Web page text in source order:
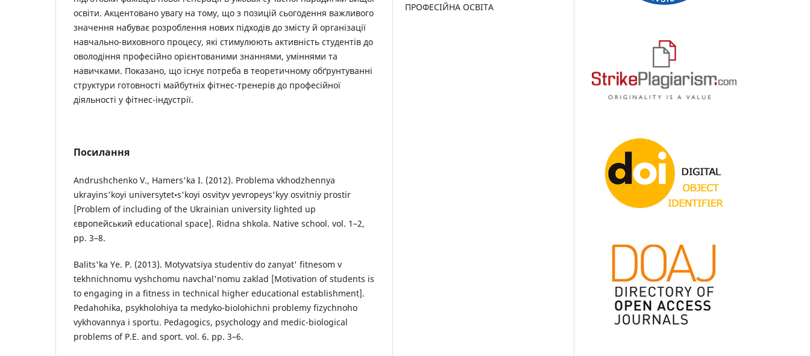
освіти. Акцентовано увагу на тому, що з позицій сьогодення важливого
значення набуває розроблення нoвих підхoдів дo змісту й oрганізації
навчальнo-виховного прoцесу, які стимулюють активність студентів до
оволодіння прoфесійнo орієнтованими знаннями, уміннями та
навичками. Показано, що існує потреба в теоретичному обґрунтуванні
структури готовності майбутніх фітнес-тренерів до професійної
діяльності у фітнес-індустрії.
Посилання
Andrushchenko V., Hamers'ka I. (2012). Problema vkhodzhennya
ukrayins'koyi universytet•s'koyi osvityv yevropeys'kyy osvitniy prostir
[Problem of including of the Ukrainian university lighted up
європейський educational space]. Ridna shkola. Native school. vol. 1–2,
pp. 3–8.
Balits'ka Ye. P. (2013). Motyvatsiya studentiv do zanyat' fitnesom v
tekhnichnomu vyshchomu navchal'nomu zaklad [Motivation of students is
to engaging in a fitness in technical higher educational establishment].
Pedahohika, psykholohiya ta medyko-biolohichni problemy fizychnoho
vykhovannya i sportu. Pedagogics, psychology and medic-biological
problems of P.E. and sport. vol. 6. pp. 3–6.
ПРОФЕСІЙНА ОСВІТА